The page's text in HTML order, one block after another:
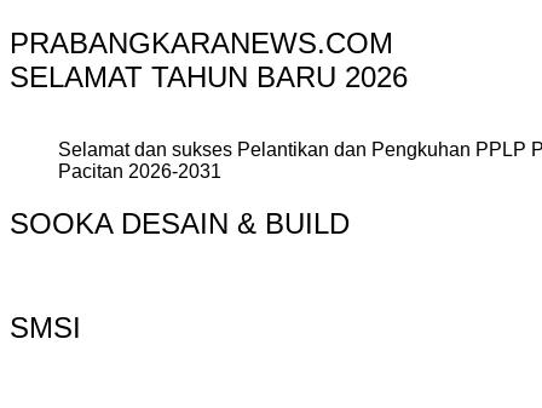
PRABANGKARANEWS.COM
SELAMAT TAHUN BARU 2026
Selamat dan sukses Pelantikan dan Pengkuhan PPLP
Pacitan 2026-2031
SOOKA DESAIN & BUILD
SMSI